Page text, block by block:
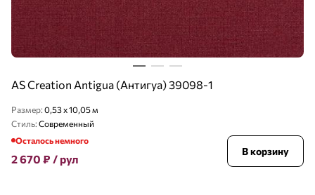
AS Creation Antigua (Антигуа) 39098-1
Размер: 0,53 x 10,05 м
Стиль: Современный
Осталось немного
2 670 ₽ / рул
В корзину